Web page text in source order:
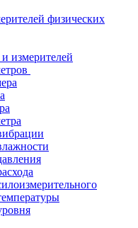
физических
измерителей